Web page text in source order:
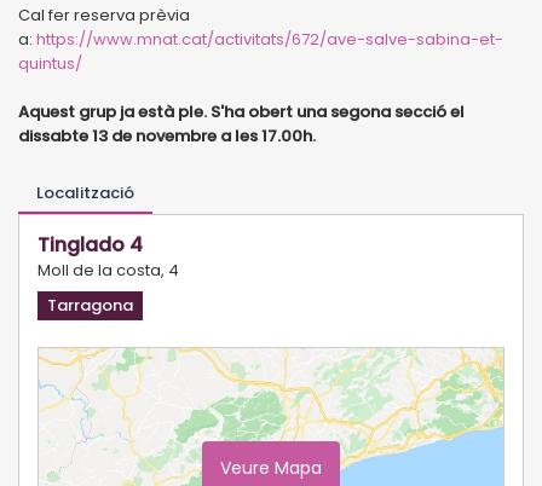
Cal fer reserva prèvia
a: https://www.mnat.cat/activitats/672/ave-salve-sabina-et-
quintus/
Aquest grup ja està ple. S'ha obert una segona secció el
dissabte 13 de novembre a les 17.00h.
Localització
Tinglado 4
Moll de la costa, 4
Tarragona
Veure Mapa